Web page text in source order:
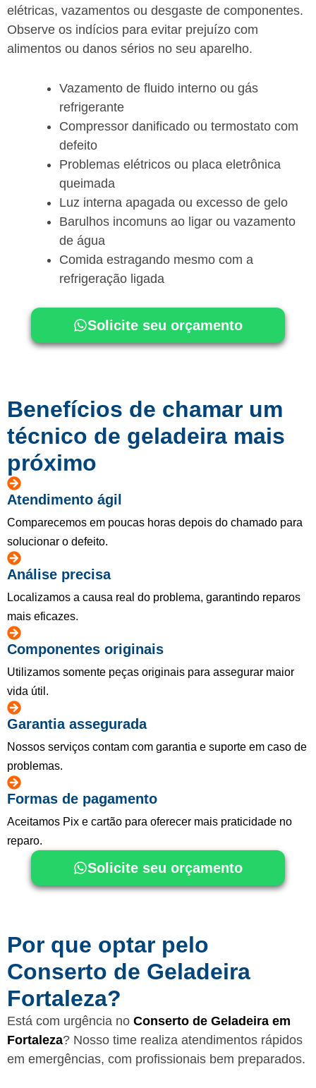
elétricas, vazamentos ou desgaste de componentes.
Observe os indícios para evitar prejuízo com
alimentos ou danos sérios no seu aparelho.
Vazamento de fluido interno ou gás
refrigerante
Compressor danificado ou termostato com
defeito
Problemas elétricos ou placa eletrônica
queimada
Luz interna apagada ou excesso de gelo
Barulhos incomuns ao ligar ou vazamento
de água
Comida estragando mesmo com a
refrigeração ligada
Solicite seu orçamento
Benefícios de chamar um
técnico de geladeira mais
próximo
Atendimento ágil
Comparecemos em poucas horas depois do chamado para
solucionar o defeito.
Análise precisa
Localizamos a causa real do problema, garantindo reparos
mais eficazes.
Componentes originais
Utilizamos somente peças originais para assegurar maior
vida útil.
Garantia assegurada
Nossos serviços contam com garantia e suporte em caso de
problemas.
Formas de pagamento
Aceitamos Pix e cartão para oferecer mais praticidade no
reparo.
Solicite seu orçamento
Por que optar pelo
Conserto de Geladeira
Fortaleza?
Está com urgência no Conserto de Geladeira em
Fortaleza? Nosso time realiza atendimentos rápidos
em emergências, com profissionais bem preparados.